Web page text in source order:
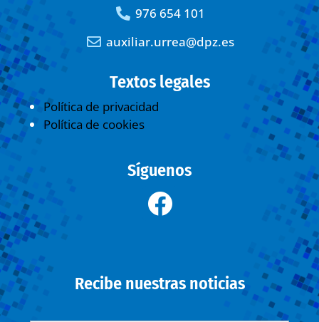
976 654 101
auxiliar.urrea@dpz.es
Textos legales
Política de privacidad
Política de cookies
Síguenos
Recibe nuestras noticias